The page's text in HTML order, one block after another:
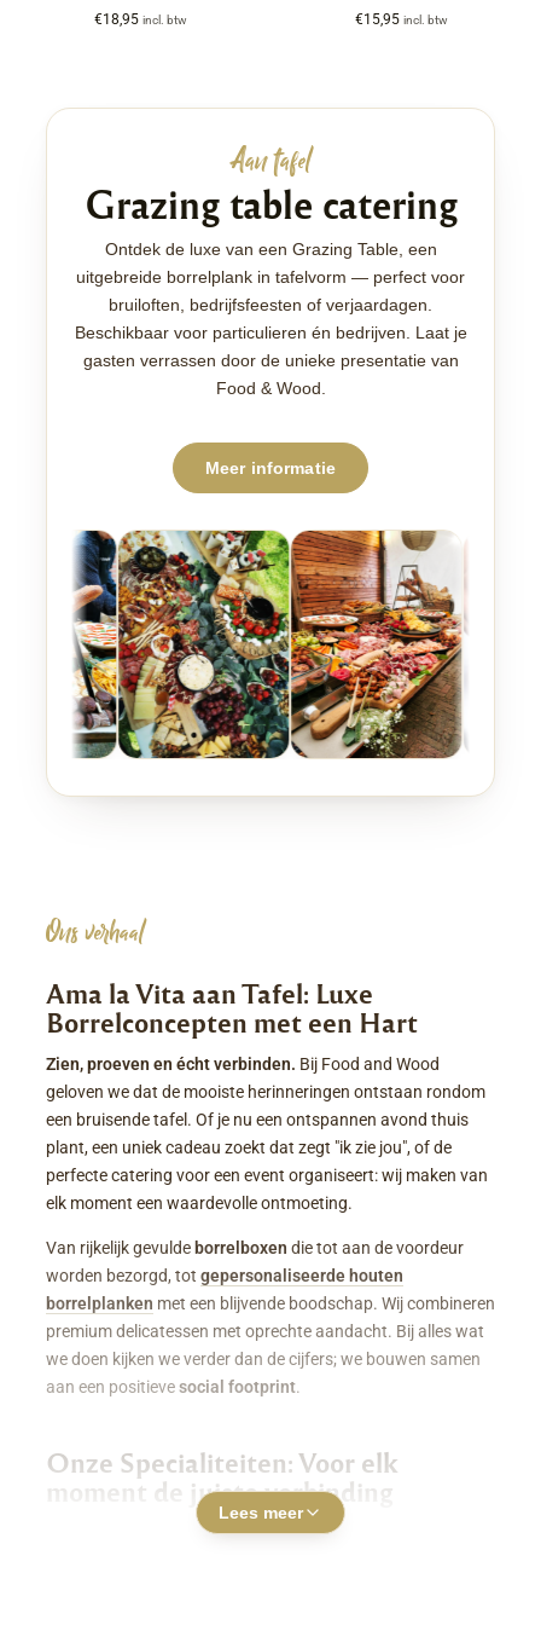
€18,95 incl. btw €15,95 incl. btw
Aan tafel
Grazing table catering
Ontdek de luxe van een Grazing Table, een
uitgebreide borrelplank in tafelvorm — perfect voor
bruiloften, bedrijfsfeesten of verjaardagen.
Beschikbaar voor particulieren én bedrijven. Laat je
gasten verrassen door de unieke presentatie van
Food & Wood.
Meer informatie
Ons verhaal
Ama la Vita aan Tafel: Luxe
Borrelconcepten met een Hart
Zien, proeven en écht verbinden. Bij Food and Wood
geloven we dat de mooiste herinneringen ontstaan rondom
een bruisende tafel. Of je nu een ontspannen avond thuis
plant, een uniek cadeau zoekt dat zegt "ik zie jou", of de
perfecte catering voor een event organiseert: wij maken van
elk moment een waardevolle ontmoeting.
Van rijkelijk gevuldeborrelboxen die tot aan de voordeur
worden bezorgd, tot gepersonaliseerde houten
borrelplanken met een blijvende boodschap. Wij combineren
premium delicatessen met oprechte aandacht. Bij alles wat
we doen kijken we verder dan de cijfers; we bouwen samen
aan een positievesocial footprint.
Onze Specialiteiten: Voor elk
moment de juiste verbinding
Luxe Borrelboxen & Borrelpakketten
Lees meer